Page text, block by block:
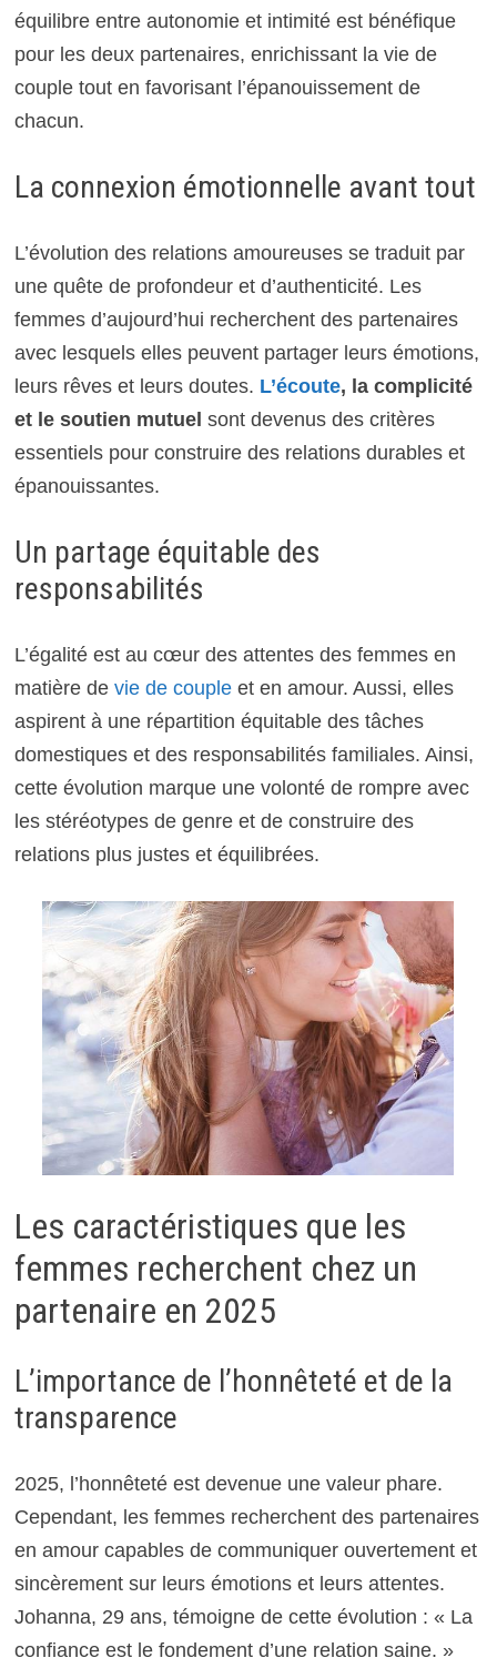
équilibre entre autonomie et intimité est bénéfique
pour les deux partenaires, enrichissant la vie de
couple tout en favorisant l’épanouissement de
chacun.
La connexion émotionnelle avant tout
L’évolution des relations amoureuses se traduit par
une quête de profondeur et d’authenticité. Les
femmes d’aujourd’hui recherchent des partenaires
avec lesquels elles peuvent partager leurs émotions,
leurs rêves et leurs doutes. L’écoute, la complicité
et le soutien mutuel sont devenus des critères
essentiels pour construire des relations durables et
épanouissantes.
Un partage équitable des
responsabilités
L’égalité est au cœur des attentes des femmes en
matière de vie de coupleet en amour. Aussi, elles
aspirent à une répartition équitable des tâches
domestiques et des responsabilités familiales. Ainsi,
cette évolution marque une volonté de rompre avec
les stéréotypes de genre et de construire des
relations plus justes et équilibrées.
Les caractéristiques que les
femmes recherchent chez un
partenaire en 2025
L’importance de l’honnêteté et de la
transparence
2025, l’honnêteté est devenue une valeur phare.
Cependant, les femmes recherchent des partenaires
en amour capables de communiquer ouvertement et
sincèrement sur leurs émotions et leurs attentes.
Johanna, 29 ans, témoigne de cette évolution : « La
confiance est le fondement d’une relation saine. »